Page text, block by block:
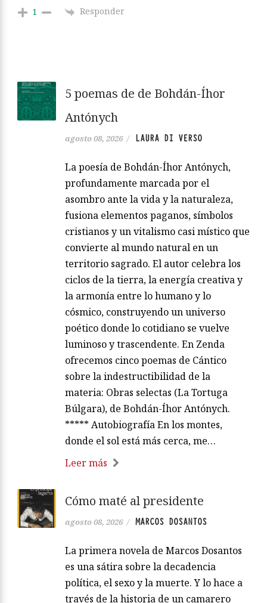
1 Responder
5 poemas de de Bohdán-Íhor
Antónych
agosto 08, 2026 / LAURA DI VERSO
La poesía de Bohdán-Íhor Antónych,
profundamente marcada por el
asombro ante la vida y la naturaleza,
fusiona elementos paganos, símbolos
cristianos y un vitalismo casi místico que
convierte al mundo natural en un
territorio sagrado. El autor celebra los
ciclos de la tierra, la energía creativa y
la armonía entre lo humano y lo
cósmico, construyendo un universo
poético donde lo cotidiano se vuelve
luminoso y trascendente. En Zenda
ofrecemos cinco poemas de Cántico
sobre la indestructibilidad de la
materia: Obras selectas (La Tortuga
Búlgara), de Bohdán-Íhor Antónych.
***** Autobiografía En los montes,
donde el sol está más cerca, me…
Leer más
Cómo maté al presidente
agosto 08, 2026 / MARCOS DOSANTOS
La primera novela de Marcos Dosantos
es una sátira sobre la decadencia
política, el sexo y la muerte. Y lo hace a
través de la historia de un camarero